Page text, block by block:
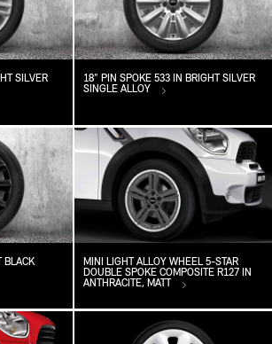
SILVER
18" PIN SPOKE 533 IN BRIGHT SILVER
SINGLE ALLOY
BLACK
MINI LIGHT ALLOY WHEEL 5-STAR
DOUBLE SPOKE COMPOSITE R127 IN
ANTHRACITE, MATT